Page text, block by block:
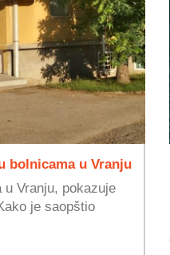
bolnicama u Vranju
Vranju, pokazuje
je saopštio